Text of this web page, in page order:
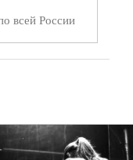
всей России